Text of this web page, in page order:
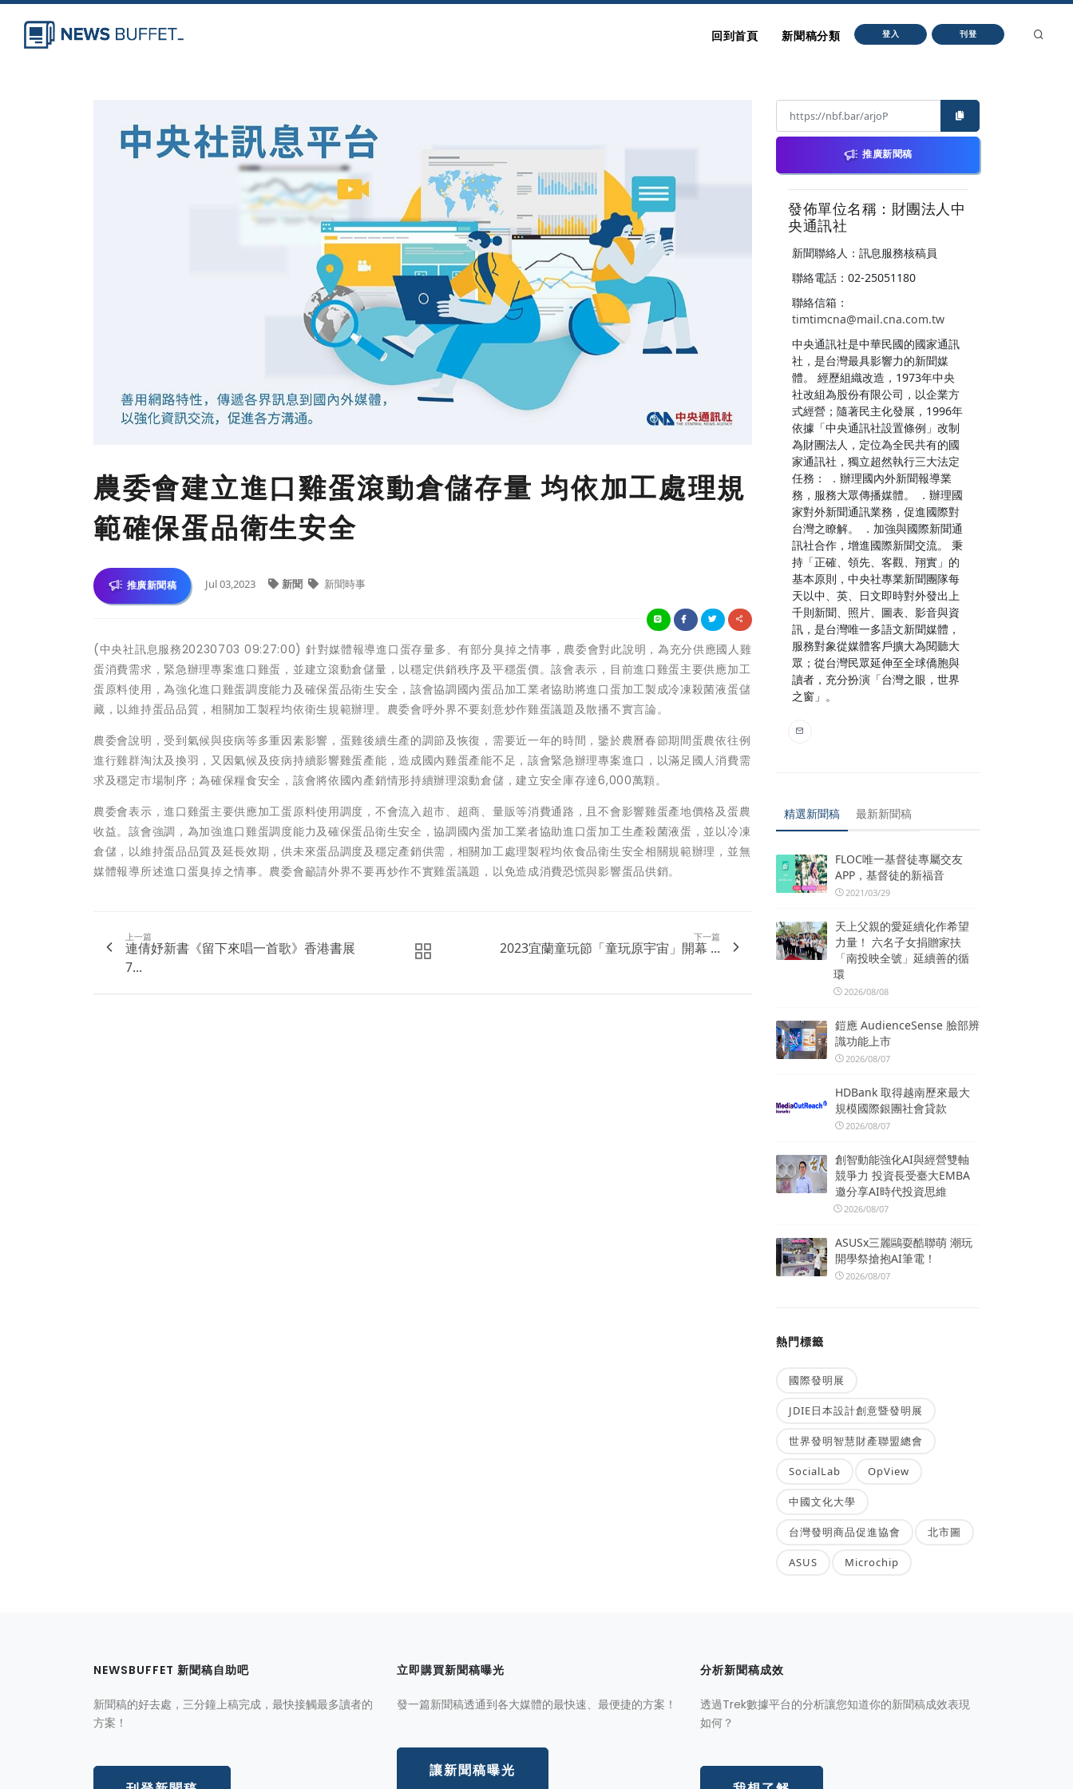
回到首頁 新聞稿分類 登入 刊登
農委會建立進口雞蛋滾動倉儲存量 均依加工處理規
範確保蛋品衛生安全
推廣新聞稿 Jul 03,2023 新聞 新聞時事
(中央社訊息服務20230703 09:27:00) 針對媒體報導進口蛋存量多、有部分臭掉之情事，農委會對此說明，為充分供應國人雞
蛋消費需求，緊急辦理專案進口雞蛋，並建立滾動倉儲量，以穩定供銷秩序及平穩蛋價。該會表示，目前進口雞蛋主要供應加工
蛋原料使用，為強化進口雞蛋調度能力及確保蛋品衛生安全，該會協調國內蛋品加工業者協助將進口蛋加工製成冷凍殺菌液蛋儲
藏，以維持蛋品品質，相關加工製程均依衛生規範辦理。農委會呼外界不要刻意炒作雞蛋議題及散播不實言論。
農委會說明，受到氣候與疫病等多重因素影響，蛋雞後續生產的調節及恢復，需要近一年的時間，鑒於農曆春節期間蛋農依往例
進行雞群淘汰及換羽，又因氣候及疫病持續影響雞蛋產能，造成國內雞蛋產能不足，該會緊急辦理專案進口，以滿足國人消費需
求及穩定市場制序；為確保糧食安全，該會將依國內產銷情形持續辦理滾動倉儲，建立安全庫存達6,000萬顆。
農委會表示，進口雞蛋主要供應加工蛋原料使用調度，不會流入超市、超商、量販等消費通路，且不會影響雞蛋產地價格及蛋農
收益。該會強調，為加強進口雞蛋調度能力及確保蛋品衛生安全，協調國內蛋加工業者協助進口蛋加工生產殺菌液蛋，並以冷凍
倉儲，以維持蛋品品質及延長效期，供未來蛋品調度及穩定產銷供需，相關加工處理製程均依食品衛生安全相關規範辦理，並無
媒體報導所述進口蛋臭掉之情事。農委會籲請外界不要再炒作不實雞蛋議題，以免造成消費恐慌與影響蛋品供銷。
上一篇
連倩妤新書《留下來唱一首歌》香港書展
7...
下一篇
2023宜蘭童玩節「童玩原宇宙」開幕 ...
推廣新聞稿
發佈單位名稱：財團法人中
央通訊社
新聞聯絡人：訊息服務核稿員
聯絡電話：02-25051180
聯絡信箱：
timtimcna@mail.cna.com.tw
中央通訊社是中華民國的國家通訊
社，是台灣最具影響力的新聞媒
體。 經歷組織改造，1973年中央
社改組為股份有限公司，以企業方
式經營；隨著民主化發展，1996年
依據「中央通訊社設置條例」改制
為財團法人，定位為全民共有的國
家通訊社，獨立超然執行三大法定
任務： ．辦理國內外新聞報導業
務，服務大眾傳播媒體。 ．辦理國
家對外新聞通訊業務，促進國際對
台灣之瞭解。 ．加強與國際新聞通
訊社合作，增進國際新聞交流。 秉
持「正確、領先、客觀、翔實」的
基本原則，中央社專業新聞團隊每
天以中、英、日文即時對外發出上
千則新聞、照片、圖表、影音與資
訊，是台灣唯一多語文新聞媒體，
服務對象從媒體客戶擴大為閱聽大
眾；從台灣民眾延伸至全球僑胞與
讀者，充分扮演「台灣之眼，世界
之窗」。
精選新聞稿 最新新聞稿
FLOC唯一基督徒專屬交友
APP，基督徒的新福音
2021/03/29
天上父親的愛延續化作希望
力量！ 六名子女捐贈家扶
「南投映全號」延續善的循
環
2026/08/08
鎧應 AudienceSense 臉部辨
識功能上市
2026/08/07
HDBank 取得越南歷來最大
規模國際銀團社會貸款
2026/08/07
創智動能強化AI與經營雙軸
競爭力 投資長受臺大EMBA
邀分享AI時代投資思維
2026/08/07
ASUSx三麗鷗耍酷聯萌 潮玩
開學祭搶抱AI筆電！
2026/08/07
熱門標籤
國際發明展
JDIE日本設計創意暨發明展
世界發明智慧財產聯盟總會
SocialLab OpView
中國文化大學
台灣發明商品促進協會 北市圖
ASUS Microchip
NEWSBUFFET 新聞稿自助吧
新聞稿的好去處，三分鐘上稿完成，最快接觸最多讀者的
方案！
立即購買新聞稿曝光
發一篇新聞稿透通到各大媒體的最快速、最便捷的方案！
讓新聞稿曝光
分析新聞稿成效
透過Trek數據平台的分析讓您知道你的新聞稿成效表現
如何？